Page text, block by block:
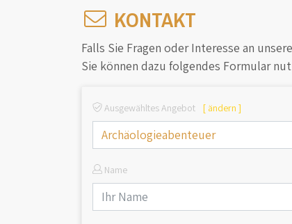
KONTAKT
Falls Sie Fragen oder Interesse an
Sie können dazu folgendes Formular
Ausgewähltes Angebot [ ändern ]
Name